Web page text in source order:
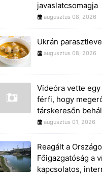
javaslatcsomagja
augusztus 08, 2026
Ukrán
augusztus 08, 2026
Videóra vette
férfi, hogy
társkeresőn
augusztus 01, 2026
Reagált a
Főigazgatóság a
kapcsolatos,